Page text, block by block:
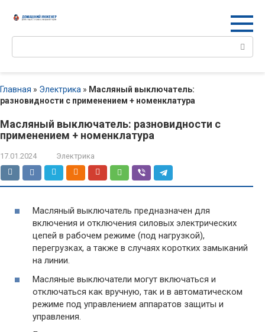
Поиск:
Главная » Электрика » Масляный выключатель:
разновидности с применением + номенклатура
Масляный выключатель: разновидности с
применением + номенклатура
17.01.2024 Электрика
Масляный выключатель предназначен для
включения и отключения силовых электрических
цепей в рабочем режиме (под нагрузкой),
перегрузках, а также в случаях коротких замыканий
на линии.
Масляные выключатели могут включаться и
отключаться как вручную, так и в автоматическом
режиме под управлением аппаратов защиты и
управления.